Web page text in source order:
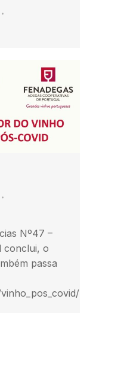
Nº47 –
conclui, o
passa